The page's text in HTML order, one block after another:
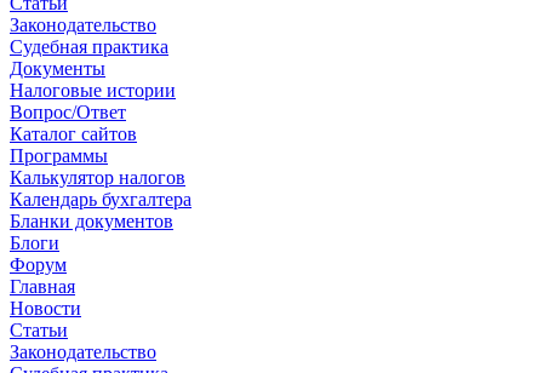
Законодательство
Судебная практика
Документы
Налоговые истории
Вопрос/Ответ
Каталог сайтов
Программы
Калькулятор налогов
Календарь бухгалтера
Бланки документов
Блоги
Форум
Главная
Новости
Cтатьи
Законодательство